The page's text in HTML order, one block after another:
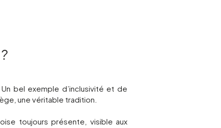
bel exemple d’inclusivité et de
une véritable tradition.
toujours présente, visible aux